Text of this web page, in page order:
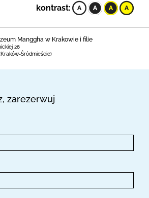
kontrast:
Manggha w Krakowie i filie
26
Śródmieście)
zarezerwuj